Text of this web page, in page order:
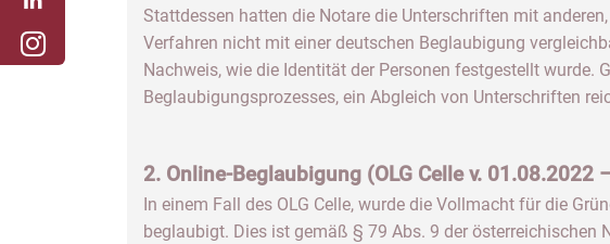
Stattdessen hatten die Notare die Unterschriften mit
Verfahren nicht mit einer deutschen Beglaubigung
Nachweis, wie die Identität der Personen festgestellt
Beglaubigungsprozesses, ein Abgleich von Unterschriften
2. Online-Beglaubigung (OLG Celle v. 01.08.2022
In einem Fall des OLG Celle, wurde die Vollmacht für die
beglaubigt. Dies ist gemäß § 79 Abs. 9 der österreichischen